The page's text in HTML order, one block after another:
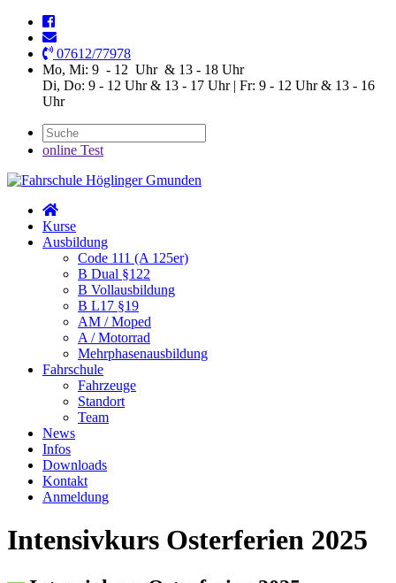
07612/77978
Mo, Mi: 9 - 12 Uhr & 13 - 18 Uhr
Di, Do: 9 - 12 Uhr & 13 - 17 Uhr | Fr: 9 - 12 Uhr & 13 - 16
Uhr
online Test
Kurse
Ausbildung
Code 111 (A 125er)
B Dual §122
B Vollausbildung
B L17 §19
AM / Moped
A / Motorrad
Mehrphasenausbildung
Fahrschule
Fahrzeuge
Standort
Team
News
Infos
Downloads
Kontakt
Anmeldung
Intensivkurs Osterferien 2025